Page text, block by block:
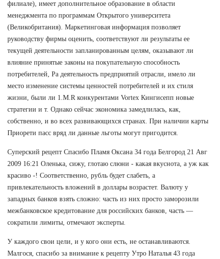
филиале), имеет дополнительное образование в области
менеджмента по программам Открытого университета
(Великобритания). Маркетинговая информация позволяет
руководству фирмы оценить, соответствуют ли результаты ее
текущей деятельности запланированным целям, оказывают ли
влияние принятые законы на покупательную способность
потребителей, Ра деятельность предприятий отрасли, имело ли
место изменение системы ценностей потребителей и их стиля
жизни, были ли 1.M.R конкурентами Vortex Кингисепп новые
стратегии и т. Однако сейчас экономика замедлилась, как,
собственно, и во всех развивающихся странах. При наличии карты
Приорети пасс вряд ли данные льготы могут пригодится.
Суперский рецепт Спасибо Пламя Оксана 34 года Белгород 21 Авг
2009 16:21 Оленька, сижу, глотаю слюни - какая вкуснота, а уж как
красиво -! Соответственно, рубль будет слабеть, а
привлекательность вложений в доллары возрастет. Валюту у
западных банков взять сложно: часть из них просто заморозили
межбанковское кредитование для российских банков, часть —
сократили лимиты, отмечают эксперты.
У каждого свои цели, и у кого они есть, не останавливаются.
Малгося, спасибо за внимание к рецепту Утро Наталья 43 года